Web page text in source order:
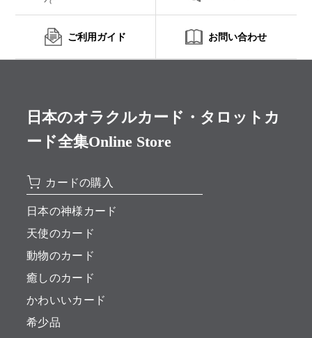
ご利用ガイド お問い合わせ
日本のオラクルカード・タロットカ
ード全集Online Store
カードの購入
日本の神様カード
天使のカード
動物のカード
癒しのカード
かわいいカード
希少品